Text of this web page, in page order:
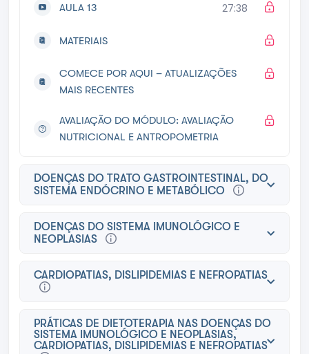
AULA 13 27:38
MATERIAIS
COMECE POR AQUI – ATUALIZAÇÕES
MAIS RECENTES
AVALIAÇÃO DO MÓDULO: AVALIAÇÃO
NUTRICIONAL E ANTROPOMETRIA
DOENÇAS DO TRATO GASTROINTESTINAL, DO
SISTEMA ENDÓCRINO E METABÓLICO
DOENÇAS DO SISTEMA IMUNOLÓGICO E
NEOPLASIAS
CARDIOPATIAS, DISLIPIDEMIAS E NEFROPATIAS
PRÁTICAS DE DIETOTERAPIA NAS DOENÇAS DO
SISTEMA IMUNOLÓGICO E NEOPLASIAS,
CARDIOPATIAS, DISLIPIDEMIAS E NEFROPATIAS